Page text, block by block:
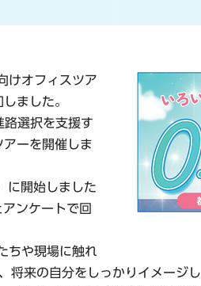
けオフィスツア
ました。
選択を支援す
ーを開催しま
に開始しました
ンケートで回
ちや現場に触れ
来の自分をしっかりイメージ